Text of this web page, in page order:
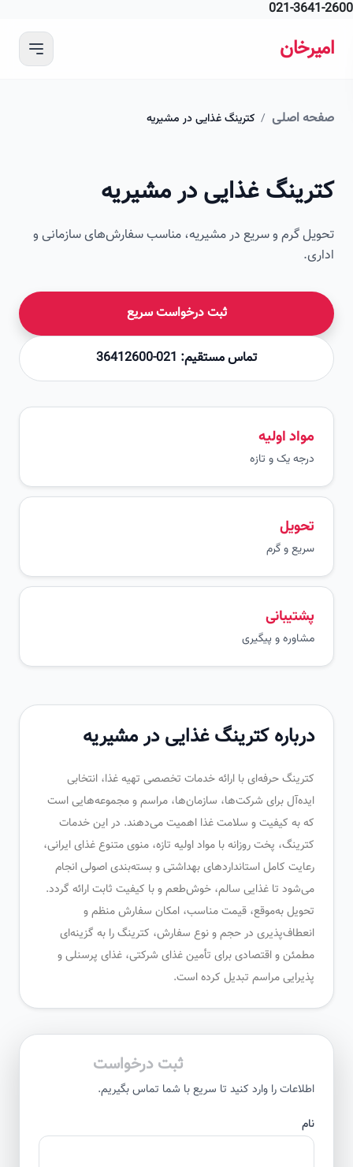
021-
اصلی / کترینگ غذایی در مشیریه
غذایی در مشیریه
گرم و سریع در مشیریه، مناسب سفارش‌های سازمانی و
ثبت درخواست سریع
تماس مستقیم: 021-36412600
مواد اولیه
درجه یک و تازه
سریع و گرم
پشتیبانی
مشاوره و پیگیری
تصویر این صفحه به زودی اضافه می‌شود
درباره کترینگ غذایی در مشیریه
کترینگ حرفه‌ای با ارائه خدمات تخصصی تهیه غذا، انتخابی
ایده‌آل برای شرکت‌ها، سازمان‌ها، مراسم و مجموعه‌هایی است
که به کیفیت و سلامت غذا اهمیت می‌دهند. در این خدمات
کترینگ، پخت روزانه با مواد اولیه تازه، منوی متنوع غذای ایرانی،
رعایت کامل استانداردهای بهداشتی و بسته‌بندی اصولی انجام
می‌شود تا غذایی سالم، خوش‌طعم و با کیفیت ثابت ارائه گردد.
تحویل به‌موقع، قیمت مناسب، امکان سفارش منظم و
انعطاف‌پذیری در حجم و نوع سفارش، کترینگ را به گزینه‌ای
مطمئن و اقتصادی برای تأمین غذای شرکتی، غذای پرسنلی و
پذیرایی مراسم تبدیل کرده است.
ثبت درخواست
اطلاعات را وارد کنید تا سریع با شما تماس بگیریم.